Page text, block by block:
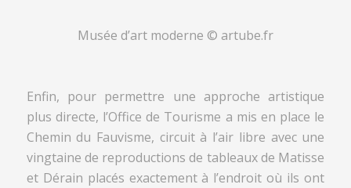
Musée d’art moderne © artube.fr
Enfin, pour permettre une approche artistique
plus directe, l’Office de Tourisme a mis en place le
Chemin du Fauvisme, circuit à l’air libre avec une
vingtaine de reproductions de tableaux de Matisse
et Dérain placés exactement à l’endroit où ils ont